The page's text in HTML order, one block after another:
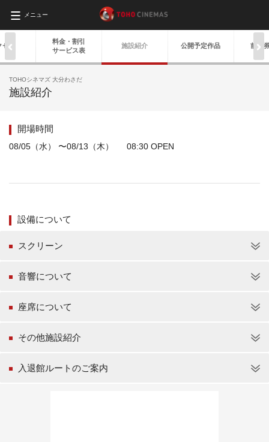
メニュー
ス
料金・ 割引
サービス表
施設紹介 公開予定作品 前売
TOHOシネマズ 大分わさだ
施設紹介
開場時間
08/05（水） 〜08/13（木） 08:30 OPEN
設備について
スクリーン
音響について
座席について
その他施設紹介
入退館ルートのご案内